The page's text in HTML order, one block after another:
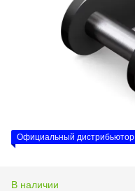
Официальный дистрибьютор
В наличии